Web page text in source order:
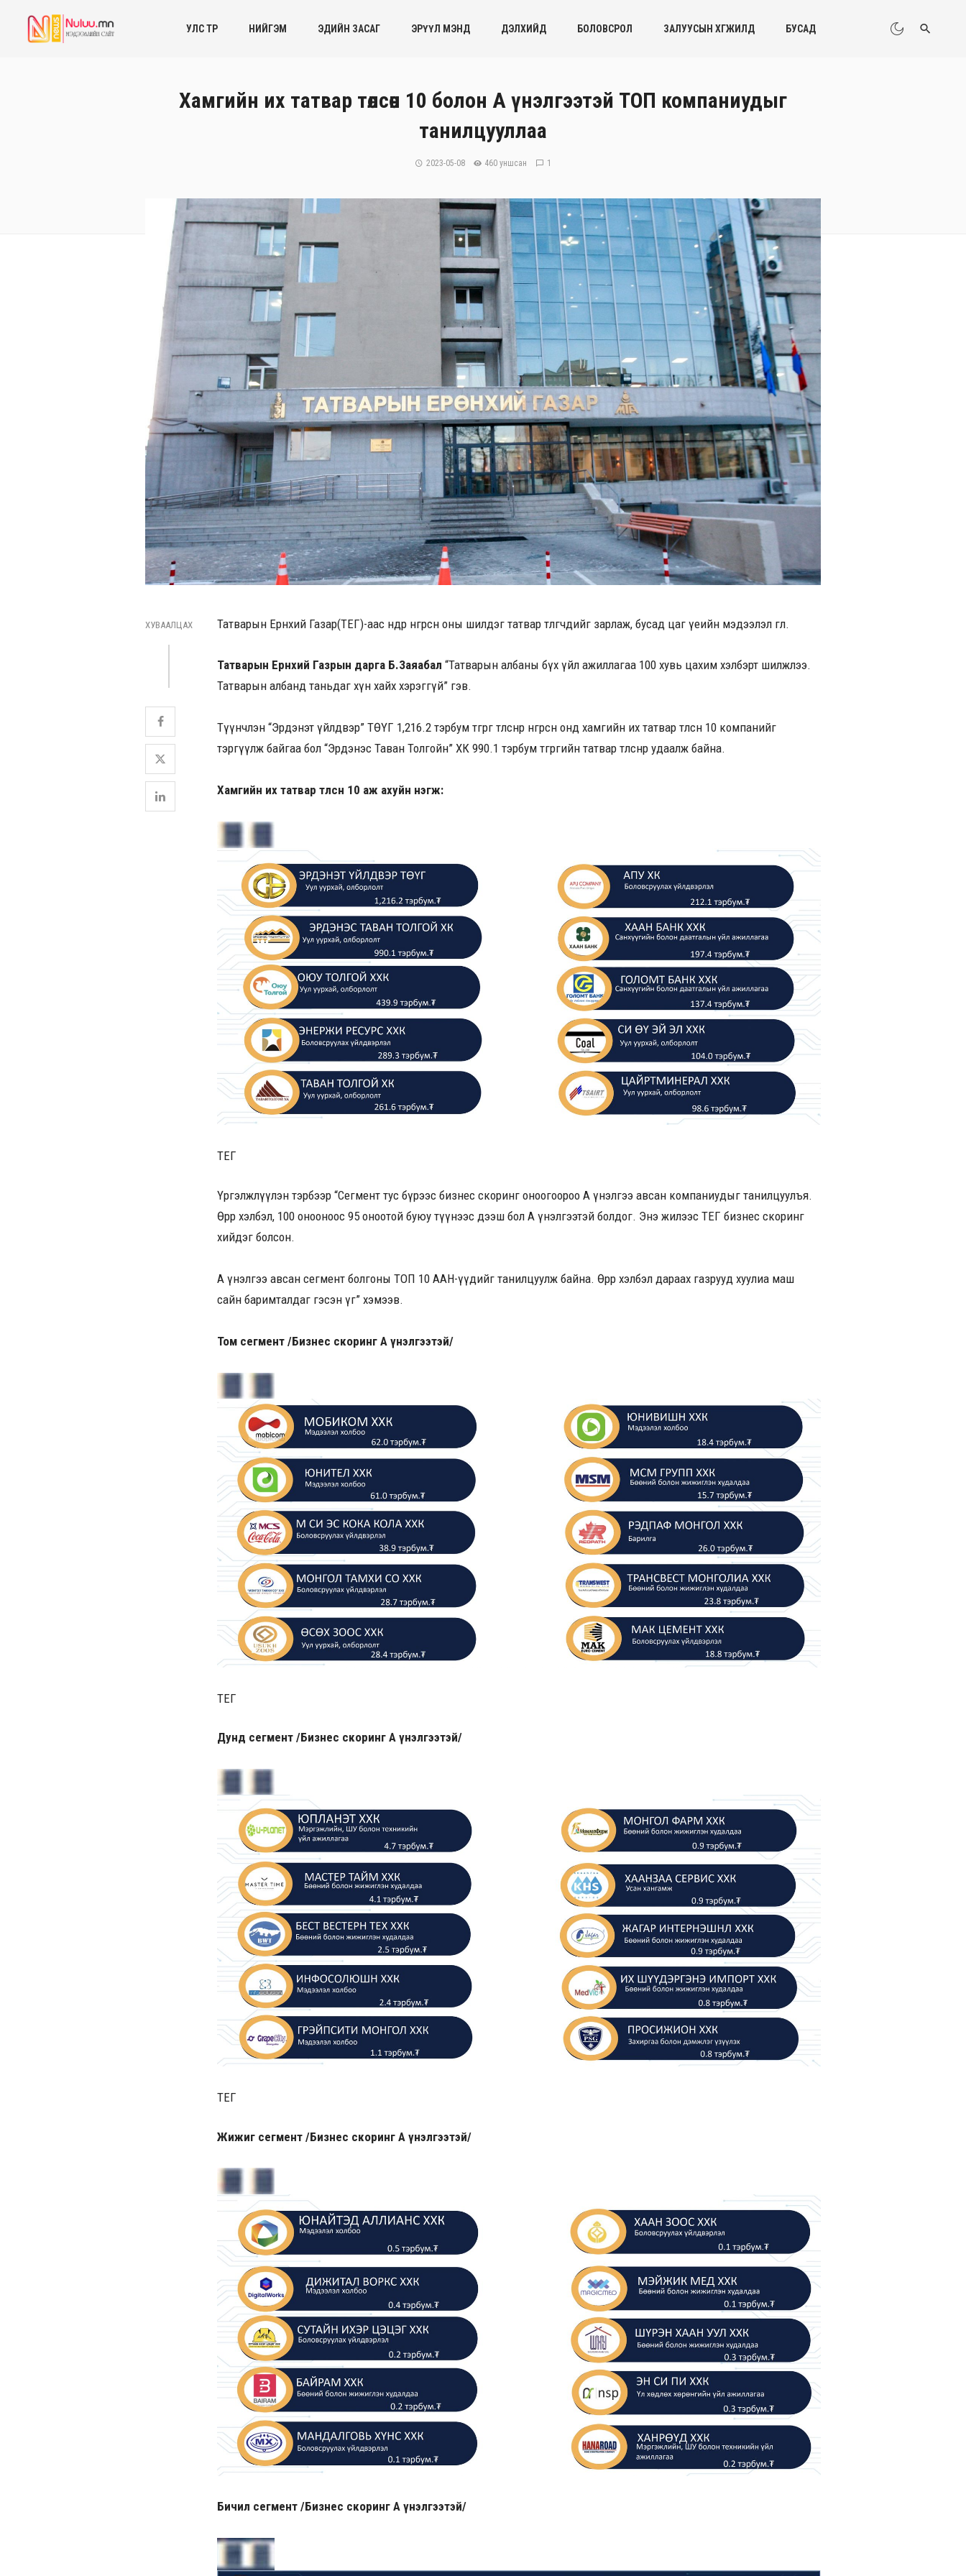
УЛС ТӨР НИЙГЭМ ЭДИЙН ЗАСАГ ЭРҮҮЛ МЭНД ДЭЛХИЙД БОЛОВСРОЛ ЗАЛУУСЫН ХӨГЖИЛД БУСАД
Хамгийн их татвар төлсөн 10 болон А үнэлгээтэй ТОП компаниудыг
танилцууллаа
2023-05-08 460 уншсан 1
ХУВААЛЦАХ Татварын Ерөнхий Газар(ТЕГ)-аас өнөөдөр өнгөрсөн оны шилдэг татвар төлөгчдийг зарлаж, бусад цаг үеийн мэдээлэл өглөө.
Татварын Ерөнхий Газрын дарга Б.Заяабал “Татварын албаны бүх үйл ажиллагаа 100 хувь цахим хэлбэрт шилжлээ.
Татварын албанд таньдаг хүн хайх хэрэггүй” гэв.
Түүнчлэн “Эрдэнэт үйлдвэр” ТӨҮГ 1,216.2 тэрбум төгрөг төлснөөр өнгөрсөн онд хамгийн их татвар төлсөн 10 компанийг
тэргүүлж байгаа бол “Эрдэнэс Таван Толгойн” ХК 990.1 тэрбум төгрөгийн татвар төлснөөрөө удаалж байна.
Хамгийн их татвар төлсөн 10 аж ахуйн нэгж:
ТЕГ
Үргэлжлүүлэн тэрбээр “Сегмент тус бүрээс бизнес скоринг оноогоороо А үнэлгээ авсан компаниудыг танилцуулъя.
Өөрөөр хэлбэл, 100 онооноос 95 оноотой буюу түүнээс дээш бол А үнэлгээтэй болдог. Энэ жилээс ТЕГ бизнес скоринг
хийдэг болсон.
А үнэлгээ авсан сегмент болгоны ТОП 10 ААН-үүдийг танилцуулж байна. Өөрөөр хэлбэл дараах газрууд хуулиа маш
сайн баримталдаг гэсэн үг” хэмээв.
Том сегмент /Бизнес скоринг А үнэлгээтэй/
ТЕГ
Дунд сегмент /Бизнес скоринг А үнэлгээтэй/
ТЕГ
Жижиг сегмент /Бизнес скоринг А үнэлгээтэй/
Бичил сегмент /Бизнес скоринг А үнэлгээтэй/